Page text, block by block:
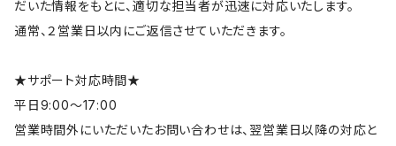
だいた情報をもとに、適切な担当者が迅速に対応いたします。
通常、２営業日以内にご返信させていただきます。
★サポート対応時間★
平日9:00～17:00
営業時間外にいただいたお問い合わせは、翌営業日以降の対応と